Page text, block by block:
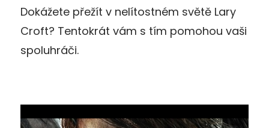
Dokážete přežít v nelítostném světě Lary
Croft? Tentokrát vám s tím pomohou vaši
spoluhráči.